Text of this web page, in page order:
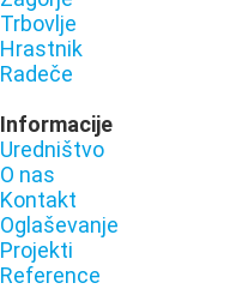
Trbovlje
Hrastnik
Radeče
Informacije
Uredništvo
O nas
Kontakt
Oglaševanje
Projekti
Reference